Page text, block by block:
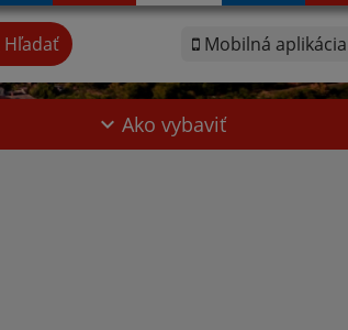
Mobilná aplikácia
Hľadať
Ako vybaviť